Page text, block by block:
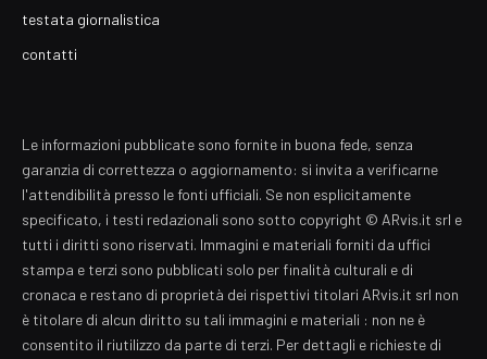
testata giornalistica
contatti
Le informazioni pubblicate sono fornite in buona fede, senza
garanzia di correttezza o aggiornamento: si invita a verificarne
l'attendibilità presso le fonti ufficiali. Se non esplicitamente
specificato, i testi redazionali sono sotto copyright © ARvis.it srl e
tutti i diritti sono riservati. Immagini e materiali forniti da uffici
stampa e terzi sono pubblicati solo per finalità culturali e di
cronaca e restano di proprietà dei rispettivi titolari ARvis.it srl non
è titolare di alcun diritto su tali immagini e materiali : non ne è
consentito il riutilizzo da parte di terzi. Per dettagli e richieste di